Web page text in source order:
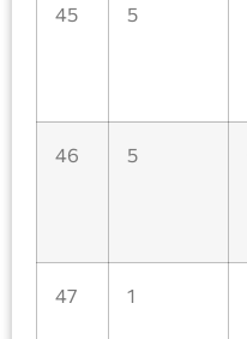
45 5
46 5
47 1